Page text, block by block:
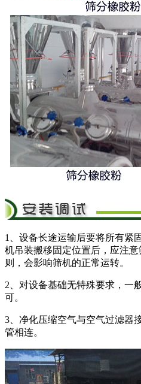
1、设备长途运输后要将所有紧
机吊装搬移固定位置后，应注
则，会影响筛机的正常运转。
2、对设备基础无特殊要求，一
可。
3、净化压缩空气与空气过滤器
管相连。